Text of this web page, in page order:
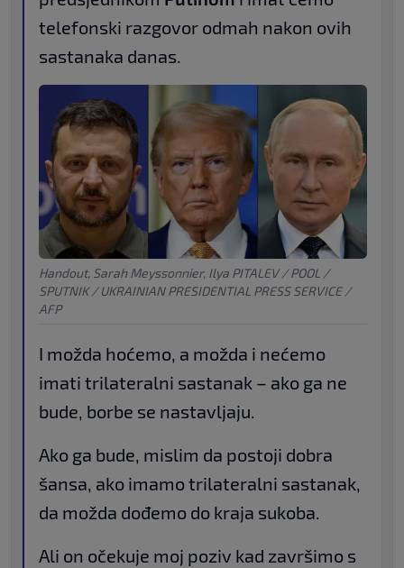
telefonski razgovor odmah nakon ovih
sastanaka danas.
Handout, Sarah Meyssonnier, Ilya PITALEV / POOL /
SPUTNIK / UKRAINIAN PRESIDENTIAL PRESS SERVICE /
AFP
I možda hoćemo, a možda i nećemo
imati trilateralni sastanak – ako ga ne
bude, borbe se nastavljaju.
Ako ga bude, mislim da postoji dobra
šansa, ako imamo trilateralni sastanak,
da možda dođemo do kraja sukoba.
Ali on očekuje moj poziv kad završimo s